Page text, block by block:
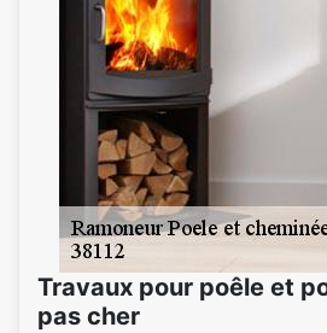
Travaux pour poêle et
pas cher